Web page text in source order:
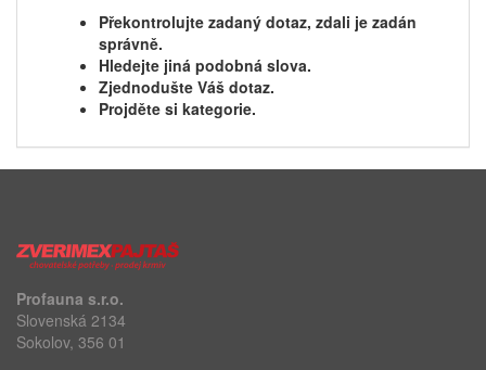
Překontrolujte zadaný dotaz, zdali je zadán
správně.
Hledejte jiná podobná slova.
Zjednodušte Váš dotaz.
Projděte si kategorie.
Profauna s.r.o.
Slovenská 2134
Sokolov, 356 01